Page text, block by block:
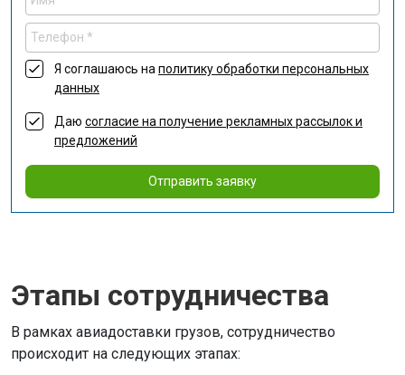
Я соглашаюсь на политику обработки персональных
данных
Даю согласие на получение рекламных рассылок и
предложений
Отправить заявку
Этапы сотрудничества
В рамках авиадоставки грузов, сотрудничество
происходит на следующих этапах: